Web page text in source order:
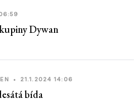
Dywan
• 21.1.2024 14:06
bída